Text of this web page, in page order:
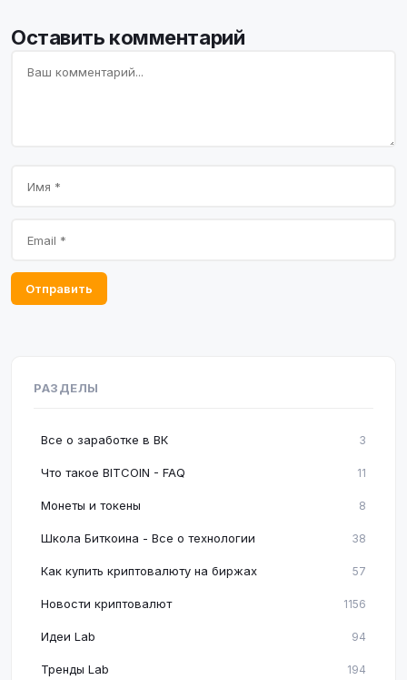
Оставить комментарий
Отправить
РАЗДЕЛЫ
Все о заработке в ВК 3
Что такое BITCOIN - FAQ 11
Монеты и токены 8
Школа Биткоина - Все о технологии 38
Как купить криптовалюту на биржах 57
Новости криптовалют 1156
Идеи Lab 94
Тренды Lab 194